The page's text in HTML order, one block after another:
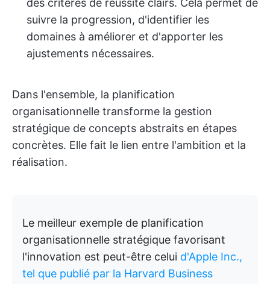
des critères de réussite clairs. Cela permet de
suivre la progression, d'identifier les
domaines à améliorer et d'apporter les
ajustements nécessaires.
Dans l'ensemble, la planification
organisationnelle transforme la gestion
stratégique de concepts abstraits en étapes
concrètes. Elle fait le lien entre l'ambition et la
réalisation.
Le meilleur exemple de planification
organisationnelle stratégique favorisant
l'innovation est peut-être celui d'Apple Inc.,
tel que publié par la Harvard Business